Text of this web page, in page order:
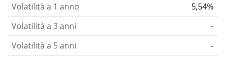
Volatilità a 1 anno
5,54%
Volatilità a 3 anni
-
Volatilità a 5 anni
-